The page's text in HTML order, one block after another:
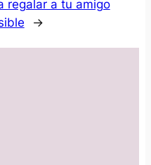
regalar a tu amigo
→